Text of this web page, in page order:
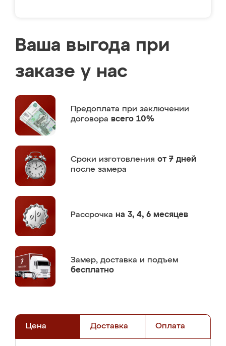
Ваша выгода при
заказе у нас
Предоплата при заключении
договора всего 10%
Сроки изготовления от 7 дней
после замера
Рассрочка на 3, 4, 6 месяцев
Замер, доставка и подъем
бесплатно
Цена Доставка Оплата